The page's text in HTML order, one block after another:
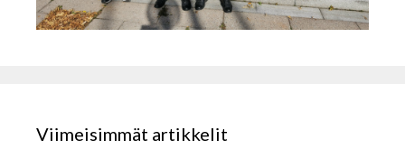
Viimeisimmät artikkelit